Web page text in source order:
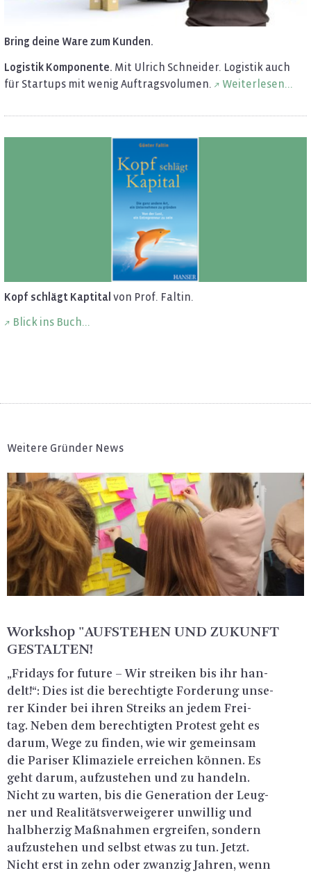
Bring deine Ware zum Kun­den.
Lo­gis­tik Kom­po­nen­te. Mit Ul­rich Schnei­der. Lo­gis­tik auch
für Star­tups mit wenig Auf­trags­vo­lu­men.
Wei­ter­le­sen...
Kopf schlägt Kap­ti­tal von Prof. Fal­tin.
Blick ins Buch...
Weitere Gründer News
Work­shop "AUF­STE­HEN UND ZU­KUNFT
GE­STAL­TEN!
„Fri­days for fu­ture – Wir strei­ken bis ihr han­
delt!“: Dies ist die be­rech­tig­te For­de­rung un­se­
rer Kin­der bei ihren Streiks an jedem Frei­
tag. Neben dem be­rech­tig­ten Pro­test geht es
darum, Wege zu fin­den, wie wir ge­mein­sam
die Pa­ri­ser Kli­ma­zie­le er­rei­chen kön­nen. Es
geht darum, auf­zu­ste­hen und zu han­deln.
Nicht zu war­ten, bis die Ge­ne­ra­ti­on der Leug­
ner und Rea­li­täts­ver­wei­ge­rer un­wil­lig und
halb­her­zig Maß­nah­men er­grei­fen, son­dern
auf­zu­ste­hen und selbst etwas zu tun. Jetzt.
Nicht erst in zehn oder zwan­zig Jah­ren, wenn